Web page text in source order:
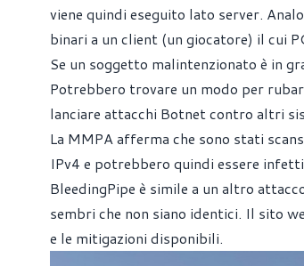
viene quindi eseguito lato server.
binari a un client (un giocatore) il cui
Se un soggetto malintenzionato è in
Potrebbero trovare un modo per
lanciare attacchi Botnet contro altri
La MMPAafferma che sono stati
IPv4 e potrebbero quindi essere
BleedingPipe è simile a un altro
sembri che non siano identici. Il sito
e le mitigazioni disponibili.